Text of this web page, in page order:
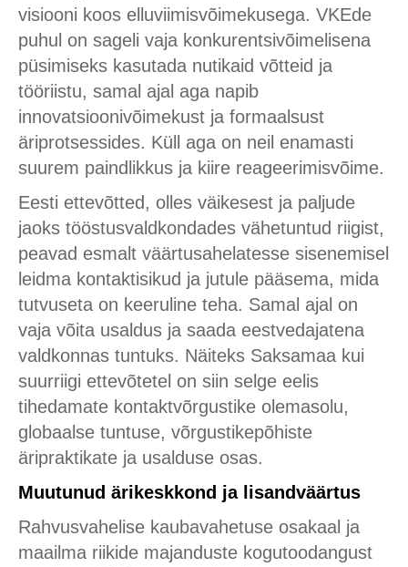
visiooni koos elluviimisvõimekusega. VKEde
puhul on sageli vaja konkurentsivõimelisena
püsimiseks kasutada nutikaid võtteid ja
tööriistu, samal ajal aga napib
innovatsioonivõimekust ja formaalsust
äriprotsessides. Küll aga on neil enamasti
suurem paindlikkus ja kiire reageerimisvõime.
Eesti ettevõtted, olles väikesest ja paljude
jaoks tööstusvaldkondades vähetuntud riigist,
peavad esmalt väärtusahelatesse sisenemisel
leidma kontaktisikud ja jutule pääsema, mida
tutvuseta on keeruline teha. Samal ajal on
vaja võita usaldus ja saada eestvedajatena
valdkonnas tuntuks. Näiteks Saksamaa kui
suurriigi ettevõtetel on siin selge eelis
tihedamate kontaktvõrgustike olemasolu,
globaalse tuntuse, võrgustikepõhiste
äripraktikate ja usalduse osas.
Muutunud ärikeskkond ja lisandväärtus
Rahvusvahelise kaubavahetuse osakaal ja
maailma riikide majanduste kogutoodangust